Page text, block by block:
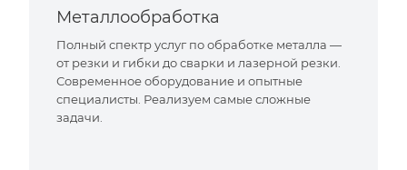
Металлообработка
Полный спектр услуг по обработке металла —
от резки и гибки до сварки и лазерной резки.
Современное оборудование и опытные
специалисты. Реализуем самые сложные
задачи.